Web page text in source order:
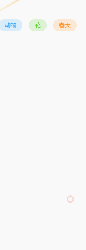
动物 花 春天